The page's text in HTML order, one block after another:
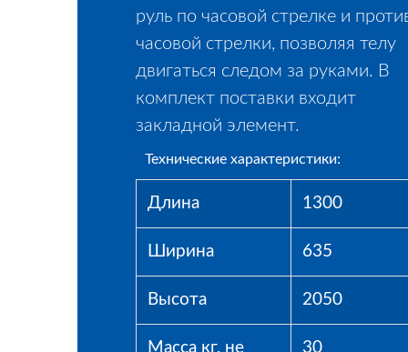
руль по часовой стрелке и
часовой стрелки, позволяя телу
двигаться следом за руками. В
комплект поставки входит
закладной элемент.
Технические характеристики:
Длина 1300
Ширина 635
Высота 2050
Масса кг, не
30